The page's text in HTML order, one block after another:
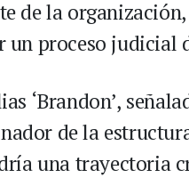
de la
proceso judicial
‘Brandon’,
de la
una trayectoria